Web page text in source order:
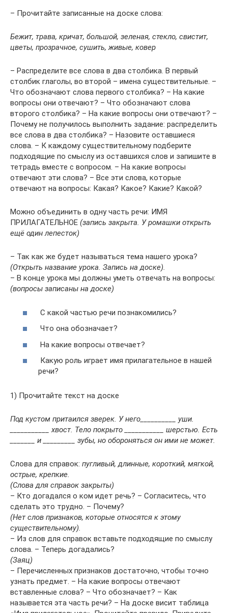
– Прочитайте записанные на доске слова:
Бежит, трава, кричат, большой, зеленая, стекло, свистит,
цветы, прозрачное, сушить, живые, ковер
– Распределите все слова в два столбика. В первый
столбик глаголы, во второй – имена существительные. –
Что обозначают слова первого столбика? – На какие
вопросы они отвечают? – Что обозначают слова
второго столбика? – На какие вопросы они отвечают? –
Почему не получилось выполнить задание: распределить
все слова в два столбика? – Назовите оставшиеся
слова. – К каждому существительному подберите
подходящие по смыслу из оставшихся слов и запишите в
тетрадь вместе с вопросом. – На какие вопросы
отвечают эти слова? – Все эти слова, которые
отвечают на вопросы: Какая? Какое? Какие? Какой?
Можно объединить в одну часть речи: ИМЯ
ПРИЛАГАТЕЛЬНОЕ (запись закрыта. У ромашки открыть
ещё один лепесток)
– Так как же будет называться тема нашего урока?
(Открыть название урока. Запись на доске).
– В конце урока мы должны уметь отвечать на вопросы:
(вопросы записаны на доске)
С какой частью речи познакомились?
Что она обозначает?
На какие вопросы отвечает?
Какую роль играет имя прилагательное в нашей
речи?
1) Прочитайте текст на доске
Под кустом притаился зверек. У него__________ уши.
___________ хвост. Тело покрыто ___________ шерстью. Есть
_______ и _________ зубы, но обороняться он ими не может.
Слова для справок: пугливый, длинные, короткий, мягкой,
острые, крепкие.
(Слова для справок закрыты)
– Кто догадался о ком идет речь? – Согласитесь, что
сделать это трудно. – Почему?
(Нет слов признаков, которые относятся к этому
существительному).
– Из слов для справок вставьте подходящие по смыслу
слова. – Теперь догадались?
(Заяц)
– Перечисленных признаков достаточно, чтобы точно
узнать предмет. – На какие вопросы отвечают
вставленные слова? – Что обозначает? – Как
называется эта часть речи? – На доске висит таблица